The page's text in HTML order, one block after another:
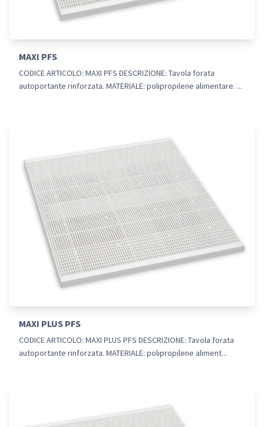
MAXI PFS
CODICE ARTICOLO: MAXI PFS DESCRIZIONE: Tavola forata
autoportante rinforzata. MATERIALE: polipropilene alimentare. ...
MAXI PLUS PFS
CODICE ARTICOLO: MAXI PLUS PFS DESCRIZIONE: Tavola forata
autoportante rinforzata. MATERIALE: polipropilene aliment...